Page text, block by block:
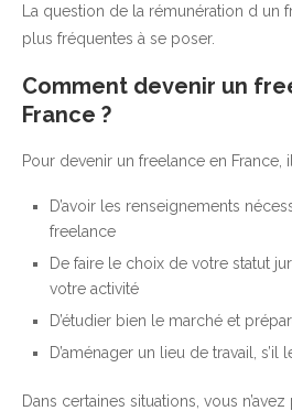
La question de la rémunération d un
plus fréquentes à se poser.
Comment devenir un
France ?
Pour devenir un freelance en France,
D’avoir les renseignements
freelance
De faire le choix de votre statut
votre activité
D’étudier bien le marché et
D’aménager un lieu de travail, s’il
Dans certaines situations, vous